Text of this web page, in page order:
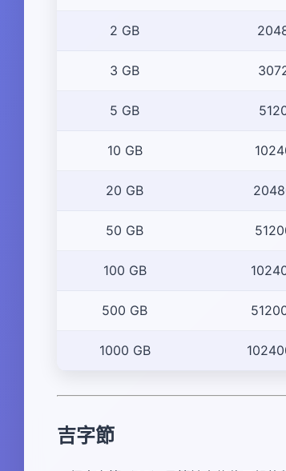
2 GB
3 GB
5 GB
10 GB
20 GB
50 GB
100 GB
500 GB
1000 GB
吉字節